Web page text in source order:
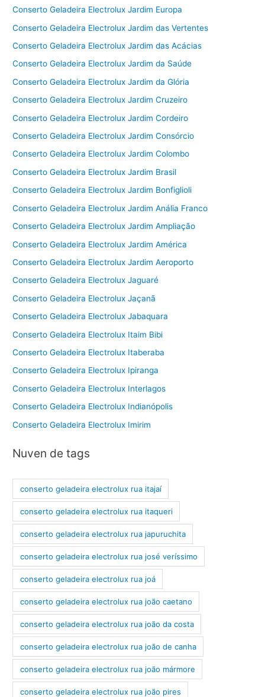
Conserto Geladeira Electrolux Jardim Europa
Conserto Geladeira Electrolux Jardim das Vertentes
Conserto Geladeira Electrolux Jardim das Acácias
Conserto Geladeira Electrolux Jardim da Saúde
Conserto Geladeira Electrolux Jardim da Glória
Conserto Geladeira Electrolux Jardim Cruzeiro
Conserto Geladeira Electrolux Jardim Cordeiro
Conserto Geladeira Electrolux Jardim Consórcio
Conserto Geladeira Electrolux Jardim Colombo
Conserto Geladeira Electrolux Jardim Brasil
Conserto Geladeira Electrolux Jardim Bonfiglioli
Conserto Geladeira Electrolux Jardim Anália Franco
Conserto Geladeira Electrolux Jardim Ampliação
Conserto Geladeira Electrolux Jardim América
Conserto Geladeira Electrolux Jardim Aeroporto
Conserto Geladeira Electrolux Jaguaré
Conserto Geladeira Electrolux Jaçanã
Conserto Geladeira Electrolux Jabaquara
Conserto Geladeira Electrolux Itaim Bibi
Conserto Geladeira Electrolux Itaberaba
Conserto Geladeira Electrolux Ipiranga
Conserto Geladeira Electrolux Interlagos
Conserto Geladeira Electrolux Indianópolis
Conserto Geladeira Electrolux Imirim
Nuven de tags
conserto geladeira electrolux rua itajaí
conserto geladeira electrolux rua itaqueri
conserto geladeira electrolux rua japuruchita
conserto geladeira electrolux rua josé veríssimo
conserto geladeira electrolux rua joá
conserto geladeira electrolux rua joão caetano
conserto geladeira electrolux rua joão da costa
conserto geladeira electrolux rua joão de canha
conserto geladeira electrolux rua joão mármore
conserto geladeira electrolux rua joão pires